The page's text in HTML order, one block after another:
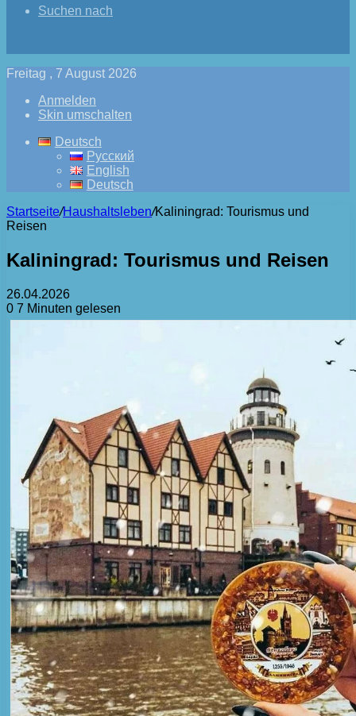
Suchen nach
Freitag , 7 August 2026
Anmelden
Skin umschalten
Deutsch
Русский
English
Deutsch
Startseite/Haushaltsleben/Kaliningrad: Tourismus und
Reisen
Kaliningrad: Tourismus und Reisen
26.04.2026
0 7 Minuten gelesen